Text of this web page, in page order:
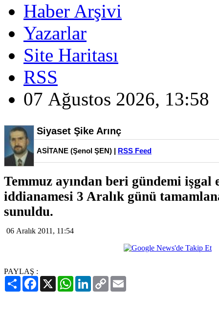
Haber Arşivi
Yazarlar
Site Haritası
RSS
07 Ağustos 2026, 13:58
Siyaset Şike Arınç
ASİTANE (Şenol ŞEN) | RSS Feed
Temmuz ayından beri gündemi işgal
iddianamesi 3 Aralık günü
sunuldu.
06 Aralık 2011, 11:54
PAYLAŞ :
PaylaşFacebook
X WhatsAppLinkedIn
Copy
Link